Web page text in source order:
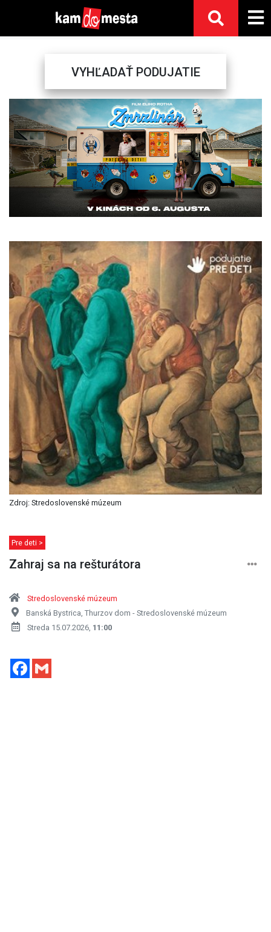
VYHĽADAŤ PODUJATIE
Previous Next
Zdroj: Stredoslovenské múzeum
Pre deti >
Zahraj sa na rešturátora
Stredoslovenské múzeum
Banská Bystrica, Thurzov dom - Stredoslovenské múzeum
Streda 15.07.2026, 11:00
Facebook